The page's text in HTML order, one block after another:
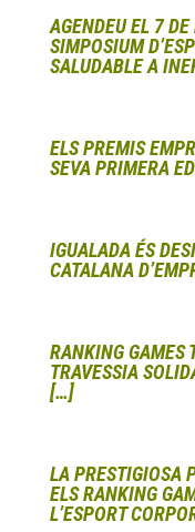
AGENDEU EL 7
SIMPOSIUM
SALUDABLE A
ELS PREMIS
SEVA PRIMERA
IGUALADA ÉS
CATALANA
RANKING GAMES
TRAVESSIA
[…]
LA PRESTIGIOSA
ELS RANKING
L’ESPORT